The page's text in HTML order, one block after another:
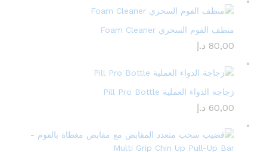
منظف الفوم السحري Foam Cleaner
80,00 د.إ
زجاجة الدواء العملية Pill Pro Bottle
60,00 د.إ